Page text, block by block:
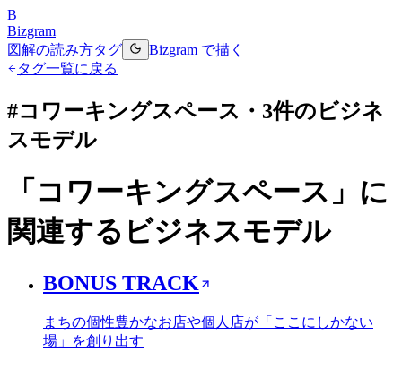
B
Bizgram
図解の読み方タグ
Bizgram で描く
タグ一覧に戻る
#コワーキングスペース ・ 3件のビジネ
スモデル
「 コワーキングスペース 」に
関連するビジネスモデル
BONUS TRACK
まちの個性豊かなお店や個人店が「ここにしかない
場」を創り出す